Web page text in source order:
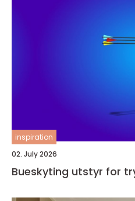
inspiration
02. July 2026
Bueskyting utstyr for